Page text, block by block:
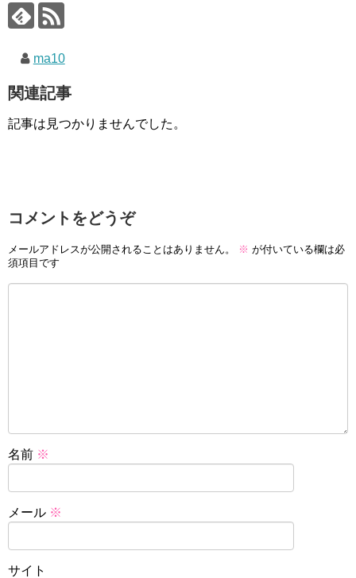
ma10
関連記事
記事は見つかりませんでした。
コメントをどうぞ
メールアドレスが公開されることはありません。 ※ が付いている欄は必
須項目です
名前 ※
メール ※
サイト